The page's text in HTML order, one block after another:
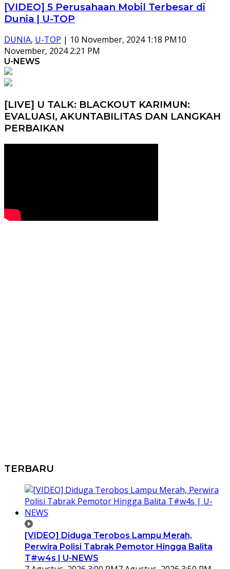
[VIDEO] 5 Perusahaan Mobil Terbesar di
Dunia | U-TOP
DUNIA, U-TOP | 10 November, 2024 1:18 PM10
November, 2024 2:21 PM
U-NEWS
[LIVE] U TALK: BLACKOUT KARIMUN:
EVALUASI, AKUNTABILITAS DAN LANGKAH
PERBAIKAN
TERBARU
[VIDEO] Diduga Terobos Lampu Merah,
Perwira Polisi Tabrak Pemotor Hingga Balita
T#w4s | U-NEWS